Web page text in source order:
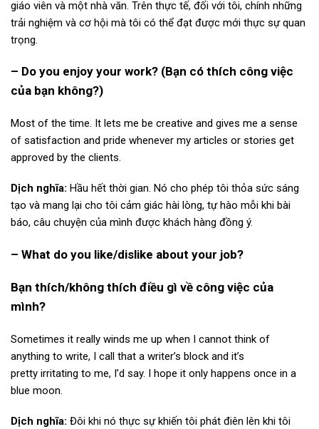
giáo viên và một nhà văn. Trên thực tế, đối với tôi, chính những
trải nghiệm và cơ hội mà tôi có thể đạt được mới thực sự quan
trọng.
– Do you enjoy your work? (Bạn có thích công việc
của bạn không?)
Most of the time. It lets me be creative and gives me a sense
of satisfaction and pride whenever my articles or stories get
approved by the clients.
Dịch nghĩa: Hầu hết thời gian. Nó cho phép tôi thỏa sức sáng
tạo và mang lại cho tôi cảm giác hài lòng, tự hào mỗi khi bài
báo, câu chuyện của mình được khách hàng đồng ý.
– What do you like/dislike about your job?
Bạn thích/không thích điều gì về công việc của
mình?
Sometimes it really winds me up when I cannot think of
anything to write, I call that a writer’s block and it’s
pretty irritating to me, I’d say. I hope it only happens once in a
blue moon.
Dịch nghĩa: Đôi khi nó thực sự khiến tôi phát điên lên khi tôi